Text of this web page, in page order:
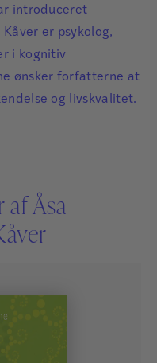
introduceret
er psykolog,
i kognitiv
ønsker forfatterne at
og livskvalitet.
Åsa